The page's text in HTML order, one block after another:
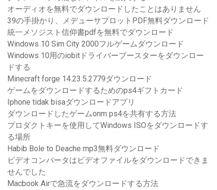
オーディオを無料でダウンロードしたことはありません
39の手掛かり、メデューサプロットPDF無料ダウンロード
統一メソジスト信仰書pdfを無料でダウンロード
Windows 10 Sim City 2000フルゲームダウンロード
Windows 10用のiobitドライバーブースターをダウンロー
ドする
Minecraft forge 14.23.5.2779ダウンロード
ゲームをダウンロードするためのps4ギフトカード
Iphone tidak bisaダウンロードアプリ
ダウンロードしたゲームonm ps4を共有する方法
プロダクトキーを使用してWindows ISOをダウンロードす
る場所
Habib Bole to Deache mp3無料ダウンロード
ビデオコンバータはビデオファイルをダウンロードできま
せんでした
Macbook Airで急流をダウンロードする方法